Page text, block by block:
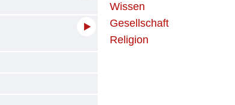
Wissen
Gesellschaft
Religion